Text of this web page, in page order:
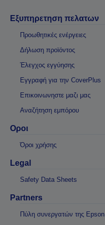
Εξυπηρετηση πελατων
Προωθητικές ενέργειες
Δήλωση προϊόντος
Έλεγχος εγγύησης
Εγγραφή για την CoverPlus
Επικοινωνηστε μαζι μας
Αναζήτηση εμπόρου
Οροι
Όροι χρήσης
Legal
Safety Data Sheets
Partners
Πύλη συνεργατών της Epson